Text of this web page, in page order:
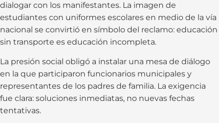
dialogar con los manifestantes. La imagen de
estudiantes con uniformes escolares en medio de la vía
nacional se convirtió en símbolo del reclamo: educación
sin transporte es educación incompleta.
La presión social obligó a instalar una mesa de diálogo
en la que participaron funcionarios municipales y
representantes de los padres de familia. La exigencia
fue clara: soluciones inmediatas, no nuevas fechas
tentativas.